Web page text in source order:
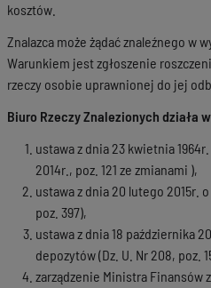
kosztów.
Znalazca może żądać znaleźnego w
Warunkiem jest zgłoszenie
rzeczy osobie uprawnionej do jej
Biuro Rzeczy Znalezionych działa
ustawa z dnia 23 kwietnia
2014r., poz. 121 ze zmianami ),
ustawa z dnia 20 lutego 2015r.
poz. 397),
ustawa z dnia 18 października
depozytów (Dz. U. Nr 208, poz.
zarządzenie Ministra Finansów